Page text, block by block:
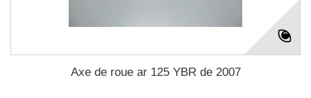
Axe de roue ar 125 YBR de 2007